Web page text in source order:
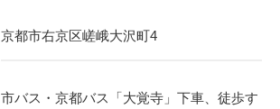
京都市右京区嵯峨大沢町4
市バス・京都バス「大覚寺」下車、徒歩す